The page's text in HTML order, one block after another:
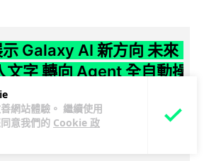
網站體驗。 繼續使用
意我們的 Cookie 政
Galaxy AI 新方向 未來
文字 轉向 Agent 全自動操
顧客體驗辦公室主管兼副總裁 Jay Kim
AI 邁向全自動化 Agent...